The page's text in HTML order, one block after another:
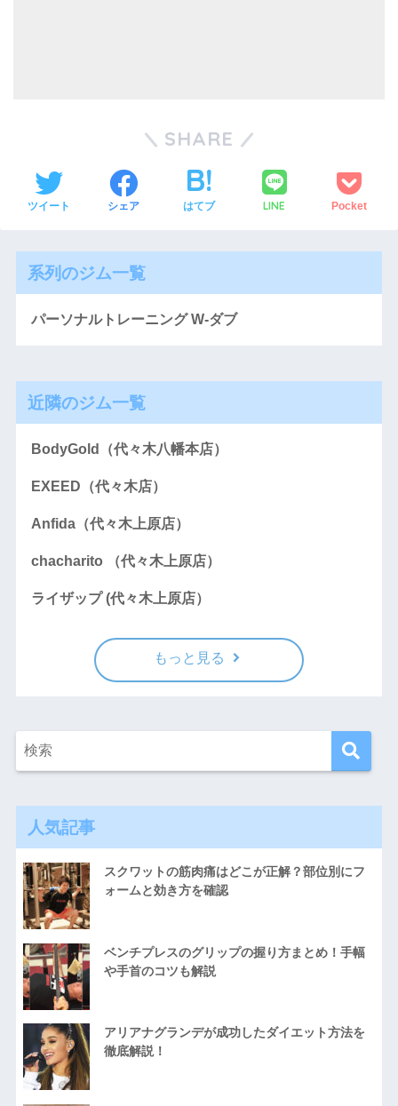
SHARE
ツイート シェア はてブ LINE Pocket
系列のジム一覧
パーソナルトレーニング W-ダブ
近隣のジム一覧
BodyGold（代々木八幡本店）
EXEED（代々木店）
Anfida（代々木上原店）
chacharito （代々木上原店）
ライザップ (代々木上原店）
もっと見る
人気記事
スクワットの筋肉痛はどこが正解？部位別にフ
ォームと効き方を確認
ベンチプレスのグリップの握り方まとめ！手幅
や手首のコツも解説
アリアナグランデが成功したダイエット方法を
徹底解説！